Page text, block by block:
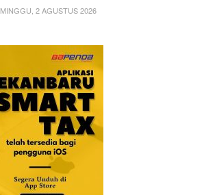
MINGGU, 2 AGUSTUS 2026